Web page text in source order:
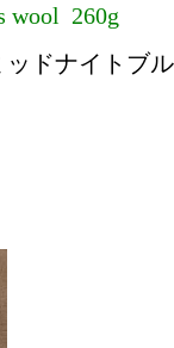
wool 260g
ッドナイトブ